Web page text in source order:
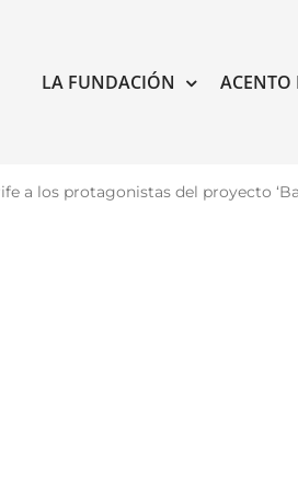
LA FUNDACIÓN ACENTO
a los protagonistas del proyecto